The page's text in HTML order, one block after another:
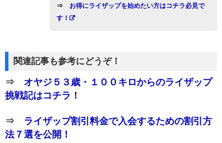
⇒
お得にライザップを始めたい方はコチラ必見で
す！
関連記事も参考にどうぞ！
⇒ オヤジ５３歳・１００キロからのライザップ
挑戦記はコチラ！
⇒ ライザップ割引料金で入会するための割引方
法７選を公開！